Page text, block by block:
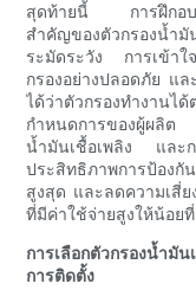
สุดท้ายนี้ การฝึกอบร
สำคัญของตัวกรองน้ำมั
ระมัดระวัง การเข้าใ
กรองอย่างปลอดภัย แ
ได้ว่าตัวกรองทำงานไ
กำหนดการของผู้ผลิ
น้ำมันเชื้อเพลิง และก
ประสิทธิภาพการป้องกั
สูงสุด และลดความเสี่ย
ที่มีค่าใช้จ่ายสูงให้น้อย
การเลือกตัวกรองน้ำมั
การติดตั้ง